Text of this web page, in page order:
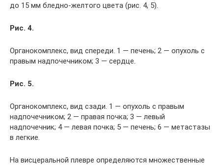
до 15 мм бледно-желтого цвета (рис. 4, 5).
Рис. 4.
Органокомплекс, вид спереди. 1 — печень; 2 — опухоль с
правым надпочечником; 3 — сердце.
Рис. 5.
Органокомплекс, вид сзади. 1 — опухоль с правым
надпочечником; 2 — правая почка; 3 — левый
надпочечник; 4 — левая почка; 5 — печень; 6 — метастазы
в легкие.
На висцеральной плевре определяются множественные